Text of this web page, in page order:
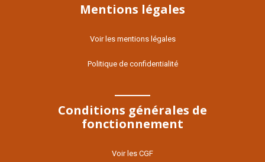
Mentions légales
Voir les mentions légales
Politique de confidentialité
Conditions générales de
fonctionnement
Voir les CGF